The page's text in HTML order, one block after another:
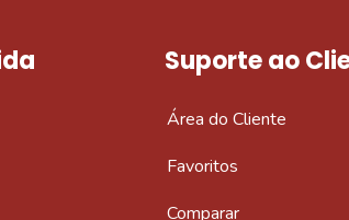
Suporte ao
Área do Cliente
Favoritos
Comparar